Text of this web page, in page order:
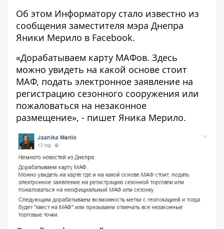
Об этом Информатору стало известно из
сообщения заместителя мэра Днепра
Яники Мерило в Facebook.
«Дорабатываем карту МАФов. Здесь
можно увидеть на какой основе стоит
МАФ, подать электронное заявление на
регистрацию сезонного сооружения или
пожаловаться на незаконное
размещение», - пишет Яника Мерило.